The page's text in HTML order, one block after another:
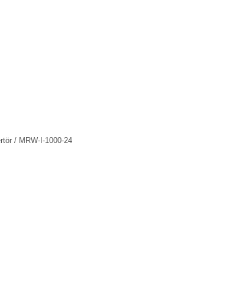
/ MRW-I-1000-24